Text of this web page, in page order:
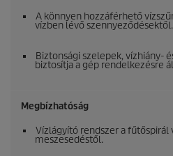
A könnyen hozzáférhető
vízben lévő szennyeződésektől.
Biztonsági szelepek, vízhiány-
biztosítja a gép rendelkezésre
Megbízhatóság
Vízlágyító rendszer a fűtőspirál
meszesedéstől.